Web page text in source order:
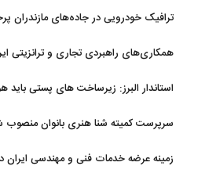
ترافیک خودرویی در جاده‌های مازندران
همکاری‌های راهبردی تجاری و ترانزیتی
استاندار البرز: زیرساخت های پستی
سرپرست کمیته شنا هنری بانوان منصوب
زمینه عرضه خدمات فنی و مهندسی ایران